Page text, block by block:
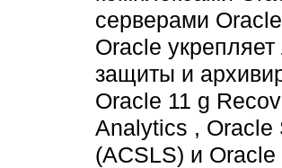
серверами
Oracle
защиты и
Oracle 11 g
Analytics , Oracle
(ACSLS) и